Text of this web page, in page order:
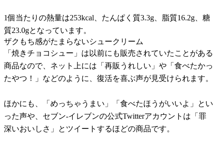
1個当たりの熱量は253kcal、たんぱく質3.3g、脂質16.2g、糖
質23.0gとなっています。
ザクもち感がたまらないシュークリーム
「焼きチョコシュー」は以前にも販売されていたことがある
商品なので、ネット上には「再販うれしい」や「食べたかっ
たやつ！」などのように、復活を喜ぶ声が見受けられます。
ほかにも、「めっちゃうまい」「食べたほうがいいよ」とい
った声や、セブン-イレブンの公式Twitterアカウントは「罪
深いおいしさ」とツイートするほどの商品です。